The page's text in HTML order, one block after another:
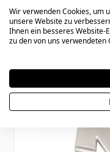
Wir verwenden Cookies, um
unsere Website zu
Ihnen ein besseres
zu den von uns verwendeten